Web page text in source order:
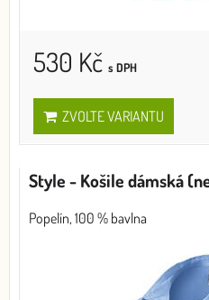
530 Kč s DPH
ZVOLTE VARIANTU
Style - Košile dámská
Popelín, 100 % bavlna